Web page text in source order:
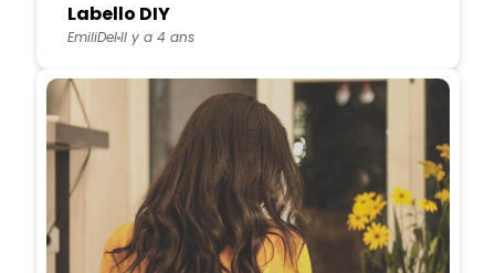
Labello DIY
EmiliDelIl y a 4 ans